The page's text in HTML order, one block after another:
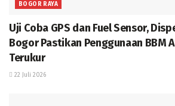
BOGOR RAYA
Uji Coba GPS dan Fuel Sensor,
Bogor Pastikan Penggunaan BBM
Terukur
22 Juli 2026